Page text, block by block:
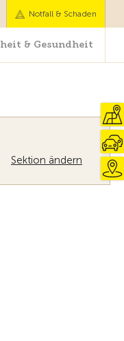
Gesundheit
Notfall & Schaden
& Gesundheit
Sektion ändern